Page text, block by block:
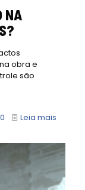
NA
obra e
são
0 Leia mais